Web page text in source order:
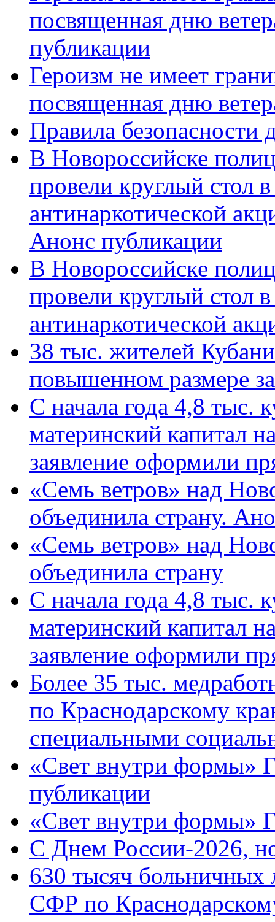
посвященная дню
публикации
Героизм не имеет
посвященная дню
Правила безопасности
В Новороссийске
провели круглый стол
антинаркотической
Анонс публикации
В Новороссийске
провели круглый стол
антинаркотической
38 тыс. жителей
повышенном размере
С начала года 4,8 тыс.
материнский капитал
заявление оформили
«Семь ветров» над
объединила страну.
«Семь ветров» над
объединила страну
С начала года 4,8 тыс.
материнский капитал
заявление оформили
Более 35 тыс.
по Краснодарскому
специальными
«Свет внутри формы»
публикации
«Свет внутри формы»
C Днем России-2026,
630 тысяч больничных
СФР по